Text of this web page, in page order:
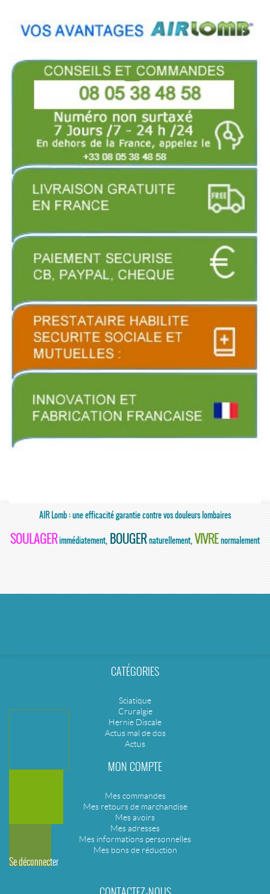
AIR Lomb : une efficacité garantie contre vos douleurs lombaires
SOULAGERimmédiatement,BOUGERnaturellement,VIVREnormalement
CATÉGORIES
Sciatique
Cruralgie
Hernie Discale
Actus mal de dos
Actus
MON COMPTE
Mes commandes
Mes retours de marchandise
Mes avoirs
Mes adresses
Mes informations personnelles
Mes bons de réduction
Se déconnecter